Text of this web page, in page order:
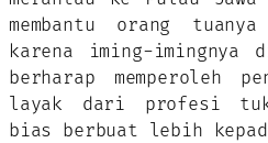
membantu orang
karena iming-imingnya
berharap memperoleh
layak dari profesi
bias berbuat lebih